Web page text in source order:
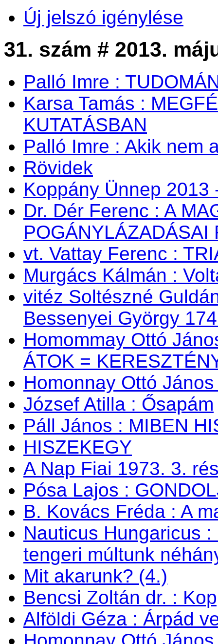
Új jelszó igénylése
31. szám # 2013.
Palló Imre :
Karsa Tamás :
KUTATÁSBAN
Palló Imre : Akik nem
Rövidek
Koppány Ünnep
Dr. Dér Ferenc : A
POGÁNYLÁZADÁSAI
vt. Vattay Ferenc :
Murgács Kálmán :
vitéz Soltészné
Bessenyei György
Homommay Ottó
ÁTOK =
Homonnay Ottó
József Atilla : Ősapám
Páll János : MIBEN
HISZEKEGY
A Nap Fiai 1973. 3.
Pósa Lajos :
B. Kovács Fréda : A
Nauticus Hungaricus
tengeri múltunk
Mit akarunk? (4.)
Bencsi Zoltán dr. :
Alföldi Géza : Árpád